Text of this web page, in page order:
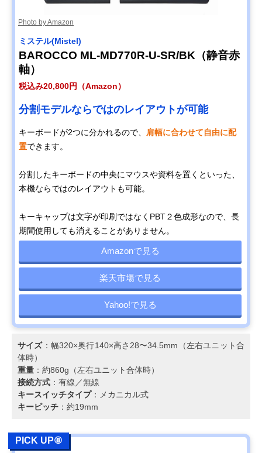
Photo by Amazon
ミステル(Mistel)
BAROCCO ML-MD770R-U-SR/BK（静音赤
軸）
税込み20,800円（Amazon）
分割モデルならではのレイアウトが可能
キーボードが2つに分かれるので、
肩幅に合わせて自由に配
置できます。
分割したキーボードの中央にマウスや資料を置くといった、
本機ならではのレイアウトも可能。
キーキャップは文字が印刷ではなくPBT２色成形なので、長
期間使用しても消えることがありません。
Amazonで見る
楽天市場で見る
Yahoo!で見る
サイズ：幅320×奥行140×高さ28〜34.5mm（左右ユニット合
体時）
重量 ：約860g（左右ユニット合体時）
接続方式 ：有線／無線
キースイッチタイプ：メカニカル式
キーピッチ ：約19mm
PICK UP⑧